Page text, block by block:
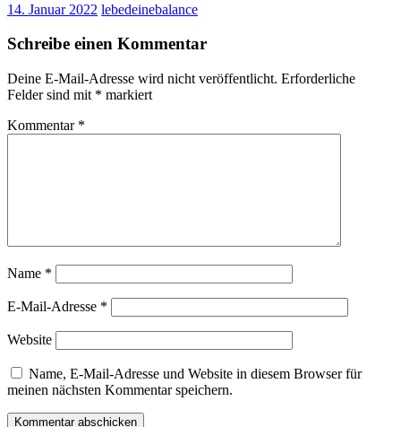
14. Januar 2022 lebedeinebalance
Schreibe einen Kommentar
Deine E-Mail-Adresse wird nicht veröffentlicht. Erforderliche
Felder sind mit * markiert
Kommentar *
Name *
E-Mail-Adresse *
Website
Name, E-Mail-Adresse und Website in diesem Browser für
meinen nächsten Kommentar speichern.